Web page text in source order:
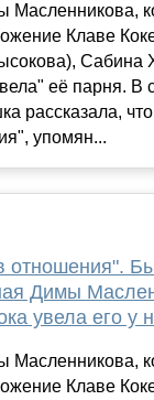
Клаве
Сабина
её парня. В
рассказала,
упомян...
отношения".
Димы
увела его у
Клаве